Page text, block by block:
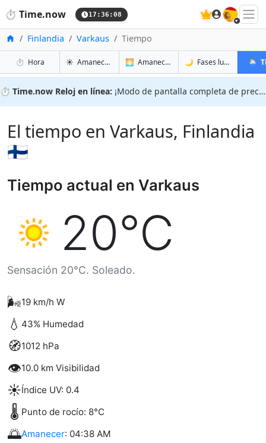
⏱️ Time.now 17:36:09 🇪🇸
InicioFinlandia Varkaus Tiempo
⏱️ Horaen Varkaus
☀️ Amanecer y atardecer en Varkaus
🌅 Amanecer y atardecer mañana en
🌙 Fases lunares en
🌦️
⏱️ Time.now Reloj en línea: ¡Modo de pantalla completa de precisión!
El tiempo en Varkaus, Finlandia
🇫🇮
Tiempo actual en Varkaus
20°C
Sensación 20°C. Soleado.
🌬️19 km/h W
💧 43% Humedad
🧭1012 hPa
👁️10.0 km Visibilidad
☀️Índice UV: 0.4
🌡️ Punto de rocío: 8°C
🌅Amanecer: 04:38 AM